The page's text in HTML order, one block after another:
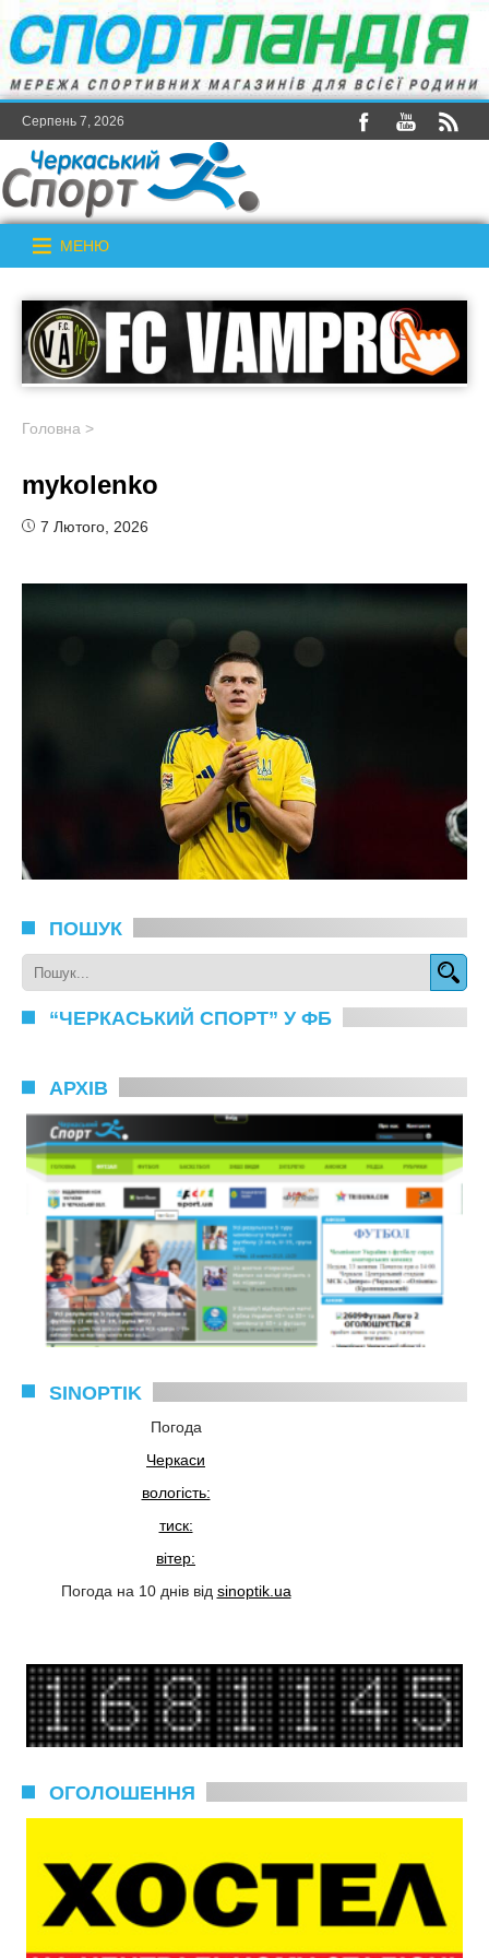
Серпень 7, 2026
МЕНЮ
Головна >
mykolenko
7 Лютого, 2026
ПОШУК
“ЧЕРКАСЬКИЙ СПОРТ” У ФБ
АРХІВ
SINOPTIK
Погода
Черкаси
вологість:
тиск:
вітер:
Погода на 10 днів від sinoptik.ua
ОГОЛОШЕННЯ